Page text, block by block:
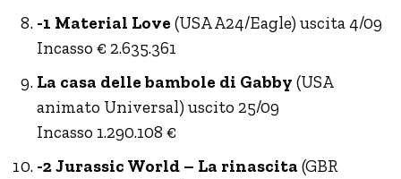
-1 Material Love (USA A24/Eagle) uscita 4/09
Incasso € 2.635.361
La casa delle bambole di Gabby (USA
animato Universal) uscito 25/09
Incasso 1.290.108 €
-2 Jurassic World – La rinascita (GBR